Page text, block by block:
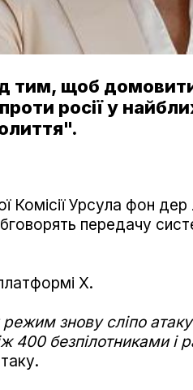
тим, щоб
росії у
Комісії Урсула фон
передачу
X.
режим знову сліпо
400 безпілотниками і